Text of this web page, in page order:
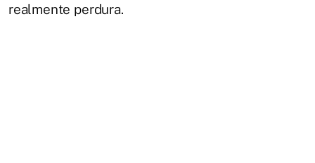
realmente perdura.